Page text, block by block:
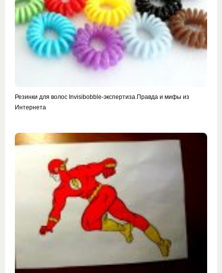
Резинки для волос Invisibobble-экспертиза.Правда и мифы из
Интернета